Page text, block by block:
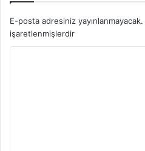
E-posta adresiniz yayınlanmayacak.
işaretlenmişlerdir